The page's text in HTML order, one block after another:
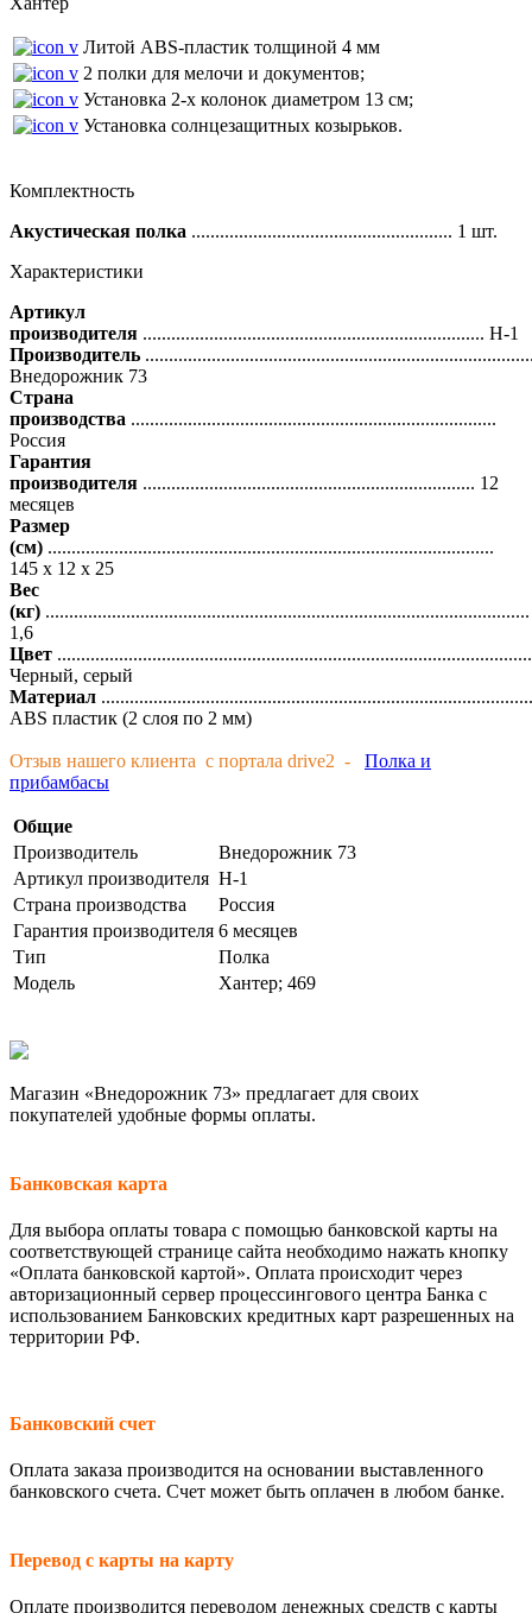
Литой ABS-пластик толщиной 4 мм
2 полки для мелочи и документов;
Установка 2-х колонок диаметром 13 см;
Установка солнцезащитных козырьков.
Комплектность
Акустическая полка ....................................................... 1 шт.
Характеристики
Артикул
производителя ........................................................................ H-1
Производитель
Внедорожник 73
Страна
производства .............................................................................
Россия
Гарантия
производителя ...................................................................... 12
месяцев
Размер
(см) ..............................................................................................
145 х 12 х 25
Вес
(кг) ......................................................................................................
1,6
Цвет
Черный, серый
Материал
ABS пластик (2 слоя по 2 мм)
Отзыв нашего клиента с портала drive2 - Полка и
прибамбасы
Общие
Производитель
Внедорожник 73
Артикул производителя H-1
Страна производства
Россия
Гарантия производителя 6 месяцев
Тип
Полка
Модель
Хантер; 469
Магазин «Внедорожник 73» предлагает для своих
покупателей удобные формы оплаты.
Банковская карта
Для выбора оплаты товара с помощью банковской карты на
соответствующей странице сайта необходимо нажать кнопку
«Оплата банковской картой». Оплата происходит через
авторизационный сервер процессингового центра Банка с
использованием Банковских кредитных карт разрешенных на
территории РФ.
Банковский счет
Оплата заказа производится на основании выставленного
банковского счета. Счет может быть оплачен в любом банке.
Перевод с карты на карту
Оплате производится переводом денежных средств с карты